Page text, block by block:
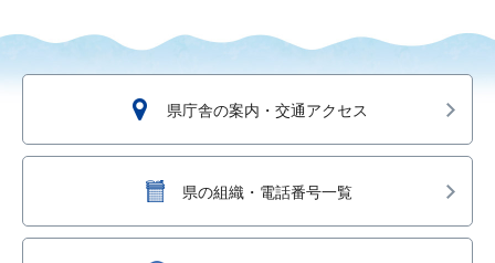
県庁舎の案内・交通アクセス
県の組織・電話番号一覧